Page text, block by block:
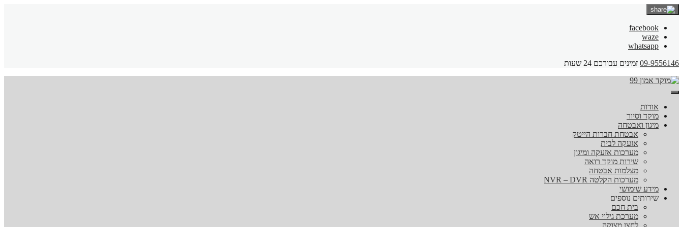
facebook
waze
whatsapp
09-9556146 זמינים עבורכם 24 שעות
אודות
מוקד וסיור
מיגון ואבטחה
אבטחת חברות הייטק
אזעקה לבית
מערכות אזעקה ומיגון
שירות מוקד רואה
מצלמות אבטחה
מערכות הקלטה NVR – DVR
מידע שימושי
שירותים נוספים
בית חכם
מערכת גילוי אש
לחצן מצוקה